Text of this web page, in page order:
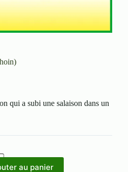
qui a subi une salaison dans un
au panier